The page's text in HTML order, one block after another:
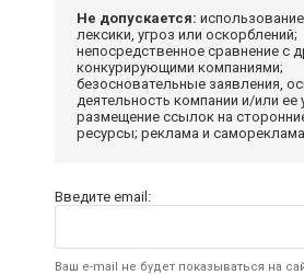
Не допускается:
лексики, угроз или оскорблений;
непосредственное сравнение с
конкурирующими компаниями;
безосновательные заявления,
деятельность компании и/или ее
размещение ссылок на
ресурсы; реклама и самореклама.
Введите email:
Ваш e-mail не будет показываться на